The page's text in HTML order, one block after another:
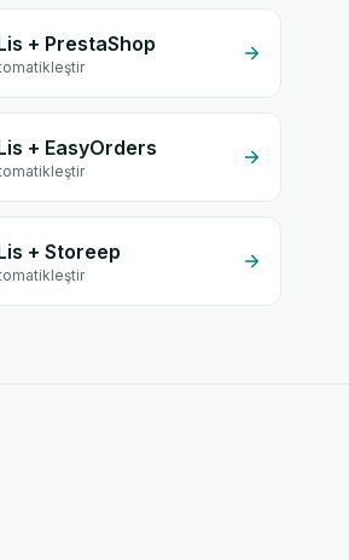
+ PrestaShop
+ EasyOrders
+ Storeep